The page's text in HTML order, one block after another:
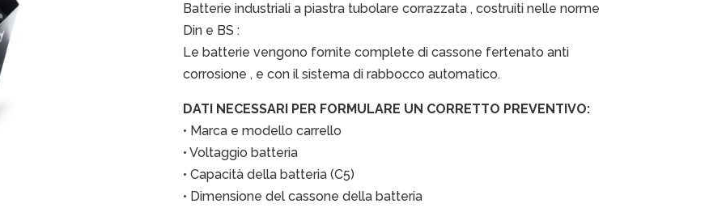
Batterie industriali a piastra tubolare corrazzata , costruiti nelle norme
Din e BS :
Le batterie vengono fornite complete di cassone fertenato anti
corrosione , e con il sistema di rabbocco automatico.
DATI NECESSARI PER FORMULARE UN CORRETTO PREVENTIVO:
• Marca e modello carrello
• Voltaggio batteria
• Capacità della batteria (C5)
• Dimensione del cassone della batteria